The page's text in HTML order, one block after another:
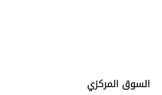
السوق المركزي